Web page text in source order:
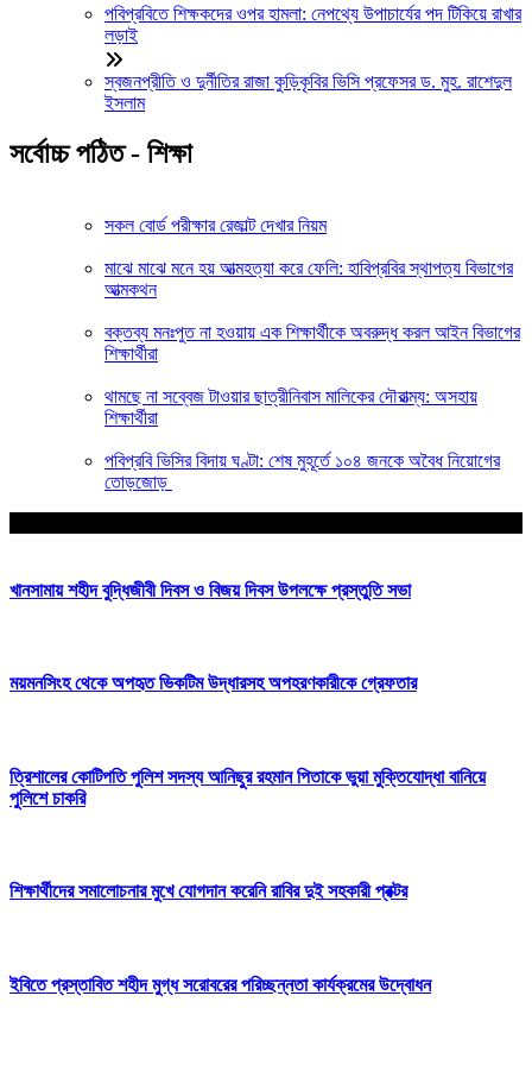
পবিপ্রবিতে শিক্ষকদের ওপর হামলা: নেপথ্যে উপাচার্যের পদ টিকিয়ে রাখার
লড়াই
স্বজনপ্রীতি ও দুর্নীতির রাজা কুড়িকৃবির ভিসি প্রফেসর ড. মুহ. রাশেদুল
ইসলাম
সর্বোচ্চ পঠিত - শিক্ষা
সকল বোর্ড পরীক্ষার রেজাল্ট দেখার নিয়ম
মাঝে মাঝে মনে হয় আত্মহত্যা করে ফেলি: হাবিপ্রবির স্থাপত্য বিভাগের
আত্মকথন
বক্তব্য মনঃপুত না হওয়ায় এক শিক্ষার্থীকে অবরুদ্ধ করল আইন বিভাগের
শিক্ষার্থীরা
থামছে না সব্বেজ টাওয়ার ছাত্রীনিবাস মালিকের দৌরাত্ম্য: অসহায়
শিক্ষার্থীরা
পবিপ্রবি ভিসির বিদায় ঘণ্টা: শেষ মুহূর্তে ১০৪ জনকে অবৈধ নিয়োগের
তোড়জোড়
খানসামায় শহীদ বুদ্ধিজীবী দিবস ও বিজয় দিবস উপলক্ষে প্রস্তুতি সভা
ময়মনসিংহ থেকে অপহৃত ভিকটিম উদ্ধারসহ অপহরণকারীকে গ্রেফতার
ত্রিশালের কোটিপতি পুলিশ সদস্য আনিছুর রহমান পিতাকে ভুয়া মুক্তিযোদ্ধা বানিয়ে
পুলিশে চাকরি
শিক্ষার্থীদের সমালোচনার মুখে যোগদান করেনি রাবির দুই সহকারী প্রক্টর
ইবিতে প্রস্তাবিত শহীদ মুগ্ধ সরোবরের পরিচ্ছন্নতা কার্যক্রমের উদ্বোধন